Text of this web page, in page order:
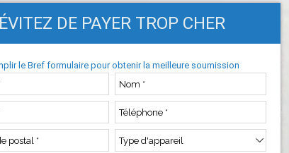
ÉVITEZ DE PAYER TROP CHER
le Bref formulaire pour obtenir la meilleure soumission